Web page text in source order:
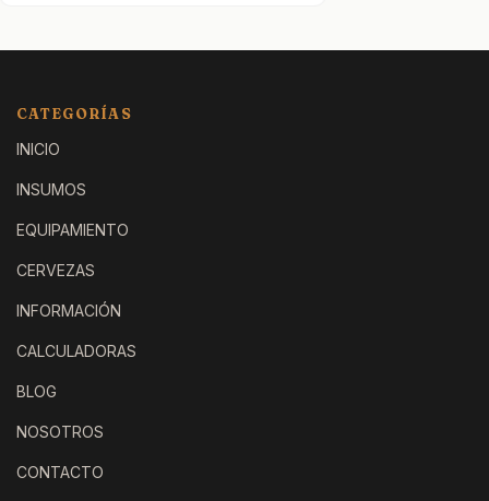
CATEGORÍAS
INICIO
INSUMOS
EQUIPAMIENTO
CERVEZAS
INFORMACIÓN
CALCULADORAS
BLOG
NOSOTROS
CONTACTO